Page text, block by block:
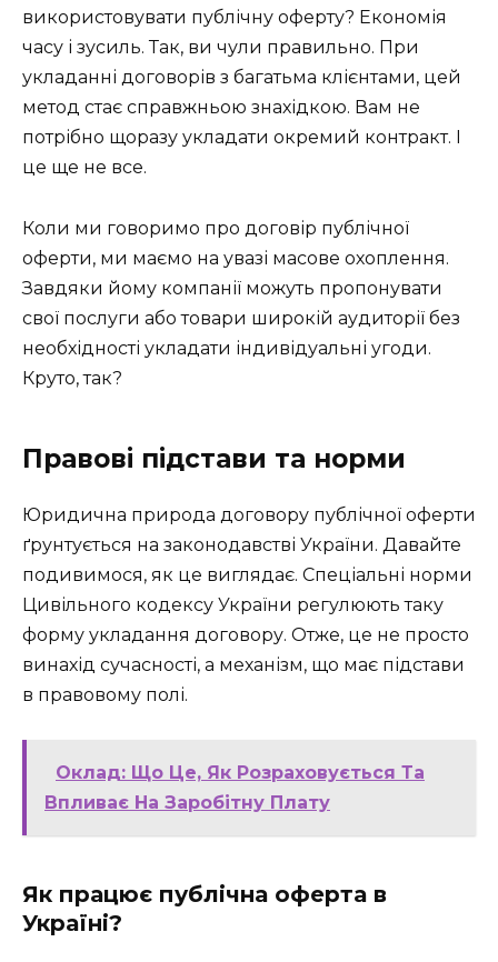
використовувати публічну оферту? Економія
часу і зусиль. Так, ви чули правильно. При
укладанні договорів з багатьма клієнтами, цей
метод стає справжньою знахідкою. Вам не
потрібно щоразу укладати окремий контракт. І
це ще не все.
Коли ми говоримо про договір публічної
оферти, ми маємо на увазі масове охоплення.
Завдяки йому компанії можуть пропонувати
свої послуги або товари широкій аудиторії без
необхідності укладати індивідуальні угоди.
Круто, так?
Правові підстави та норми
Юридична природа договору публічної оферти
ґрунтується на законодавстві України. Давайте
подивимося, як це виглядає. Спеціальні норми
Цивільного кодексу України регулюють таку
форму укладання договору. Отже, це не просто
винахід сучасності, а механізм, що має підстави
в правовому полі.
Оклад: Що Це, Як Розраховується Та
Впливає На Заробітну Плату
Як працює публічна оферта в
Україні?